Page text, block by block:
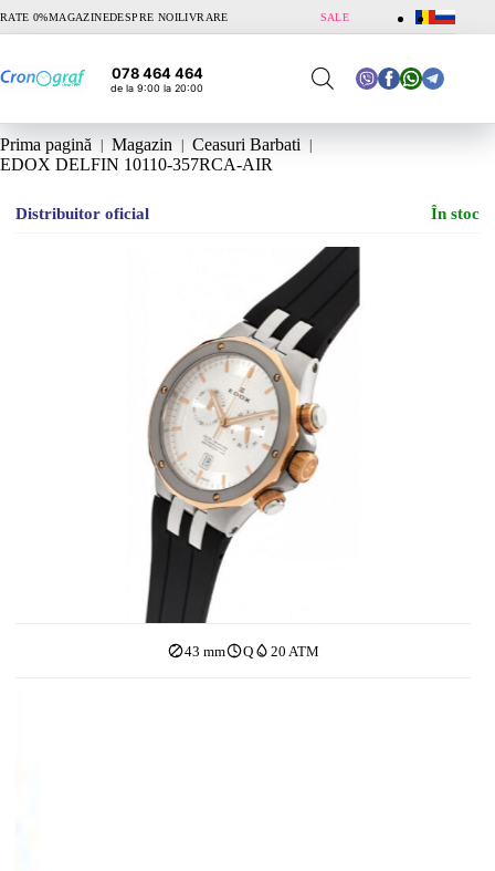
RATE 0%MAGAZINEDESPRE NOILIVRARE SALE
078 464 464
de la 9:00 la 20:00
Prima pagină Magazin
Ceasuri Barbati
EDOX DELFIN 10110-357RCA-AIR
Distribuitor oficial În stoc
43 mm Q 20 ATM